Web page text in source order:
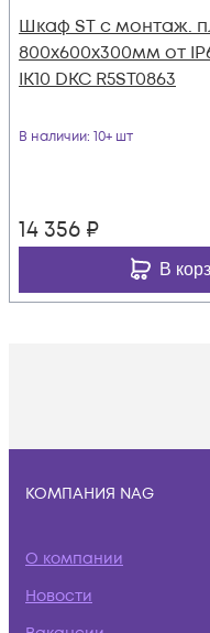
Шкаф ST с монтаж.
800х600х300мм от
IK10 DKC R5ST0863
В наличии: 10+ шт
14 356 ₽
В
КОМПАНИЯ NAG
О компании
Новости